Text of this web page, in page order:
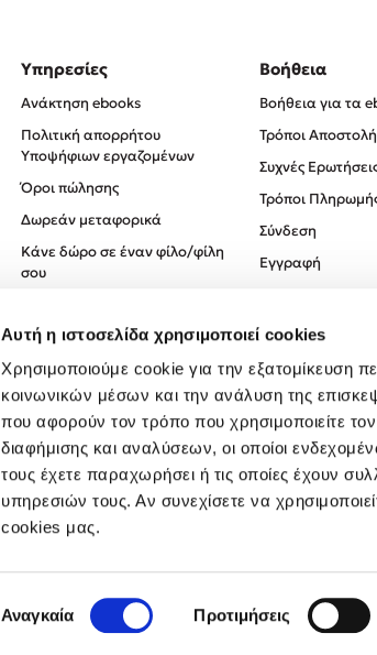
Αυτή η ιστοσελίδα χρησιμοποιεί cookies
Χρησιμοποιούμε cookie για την εξατομίκευση
κοινωνικών μέσων και την ανάλυση της
που αφορούν τον τρόπο που χρησιμοποιείτε
διαφήμισης και αναλύσεων, οι οποίοι
τους έχετε παραχωρήσει ή τις οποίες έχουν
υπηρεσιών τους. Αν συνεχίσετε να
cookies μας.
συγκατάθεσης
Αναγκαία Προτιμήσεις
Υπηρεσίες
Ανάκτηση ebooks
Πολιτική απορρήτου
Υποψήφιων εργαζομένων
Όροι πώλησης
Δωρεάν μεταφορικά
Κάνε δώρο σε έναν φίλο/φίλη
σου
Πολιτική Απορρήτου
Όροι χρήσης
Βοήθεια
Βοήθεια για τα
Τρόποι
Συχνές
Τρόποι
Σύνδεση
Εγγραφή